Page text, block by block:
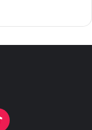
TikTok